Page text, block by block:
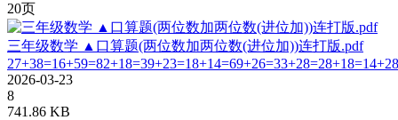
20页
三年级数学 ▲口算题(两位数加两位数(进位加))连打版.pdf
2026-03-23
8
741.86 KB